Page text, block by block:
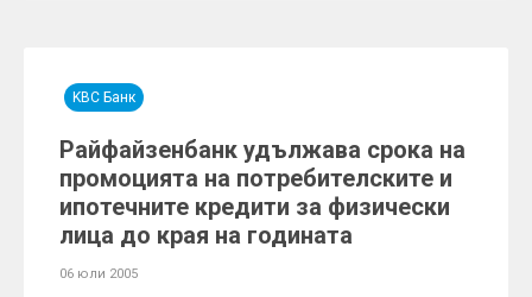
KBC Банк
Райфайзенбанк удължава срока на
промоцията на потребителските и
ипотечните кредити за физически
лица до края на годината
06 юли 2005